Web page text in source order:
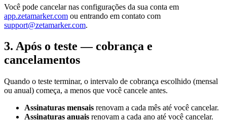
Você pode cancelar nas configurações da sua conta em
app.zetamarker.com ou entrando em contato com
support@zetamarker.com.
3. Após o teste — cobrança e
cancelamentos
Quando o teste terminar, o intervalo de cobrança escolhido (mensal
ou anual) começa, a menos que você cancele antes.
Assinaturas mensais renovam a cada mês até você cancelar.
Assinaturas anuais renovam a cada ano até você cancelar.